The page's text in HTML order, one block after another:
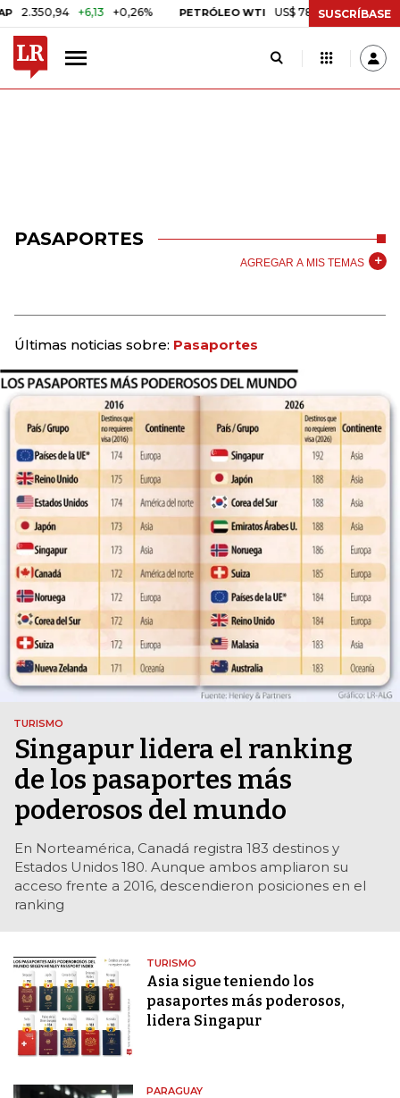
+6,13 +0,26% PETRÓLEO WTI US$ 78,01 US$ 2,92 +3,89%
SUSCRÍBASE
PASAPORTES
AGREGAR A MIS TEMAS
Últimas noticias sobre: Pasaportes
TURISMO
Singapur lidera el ranking
de los pasaportes más
poderosos del mundo
En Norteamérica, Canadá registra 183 destinos y
Estados Unidos 180. Aunque ambos ampliaron su
acceso frente a 2016, descendieron posiciones en el
ranking
TURISMO
Asia sigue teniendo los
pasaportes más poderosos,
lidera Singapur
PARAGUAY